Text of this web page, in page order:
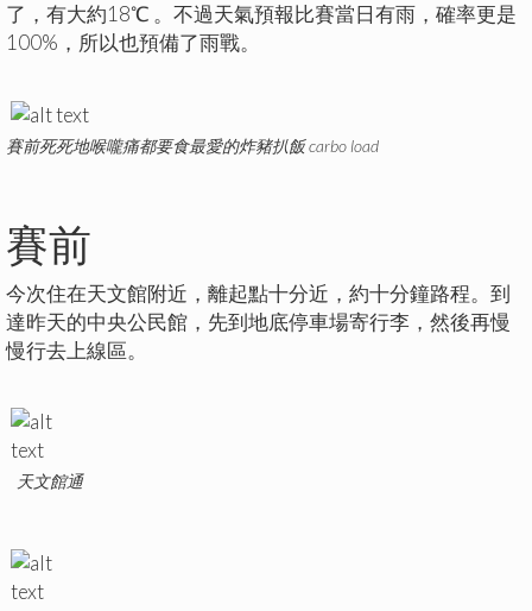
了，有大約18℃ 。不過天氣預報比賽當日有雨，確率更是
100%，所以也預備了雨戰。
賽前死死地喉嚨痛都要食最愛的炸豬扒飯 carbo load
賽前
今次住在天文館附近，離起點十分近，約十分鐘路程。到
達昨天的中央公民館，先到地底停車場寄行李，然後再慢
慢行去上線區。
天文館通